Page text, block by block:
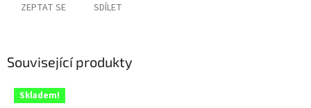
ZEPTAT SE SDÍLET
Související produkty
Skladem!